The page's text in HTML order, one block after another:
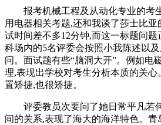
报考机械工程及从动化专业的考
用电器相关考题,还和我谈了莎士比
试时间差不多12分钟,而这一标题问
科场内的5名评委会按照小我陈述以
问。面试题有些“脑洞大开”。例如电
理,表现出学校对考生分析本质的关
置矫捷,也很矫捷。
评委教员次要问了她日常平凡若
间的关系,表现了海大的海洋特色。